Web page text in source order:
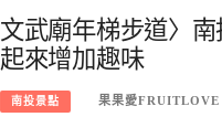
文武廟年梯步道〉
起來增加趣味
南投景點 果果愛FRUITLOVE